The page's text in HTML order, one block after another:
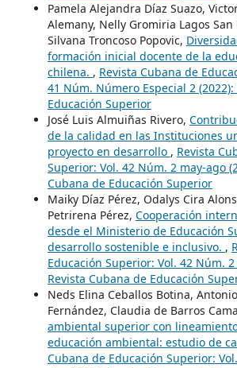
Pamela Alejandra Díaz Suazo,
Alemany, Nelly Gromiria Lagos
Silvana Troncoso Popovic,
formación inicial docente de la
chilena. , Revista Cubana de
41 Núm. Número Especial 2
Educación Superior
José Luis Almuiñas Rivero,
de la calidad en las Instituciones
proyecto en desarrollo , Revista
Superior: Vol. 42 Núm. 2 may-ago
Cubana de Educación Superior
Maiky Díaz Pérez, Odalys Cira
Petrirena Pérez, Cooperación
desde el Ministerio de Educación
desarrollo sostenible e inclusivo. ,
Educación Superior: Vol. 42 Núm.
Revista Cubana de Educación
Neds Elina Ceballos Botina,
Fernández, Claudia de Barros
ambiental superior con
educación ambiental: estudio de
Cubana de Educación Superior: